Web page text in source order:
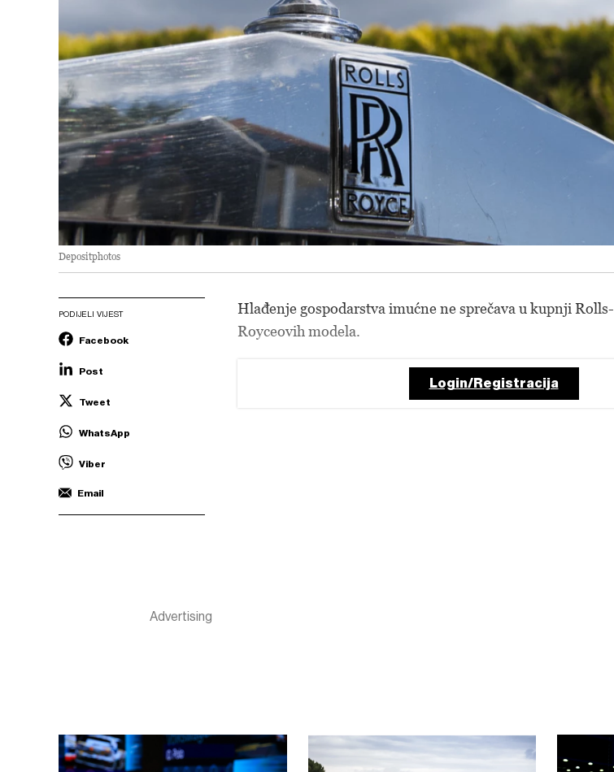
Depositphotos
PODIJELI VIJEST
Facebook
Post
Tweet
WhatsApp
Viber
Email
Hlađenje gospodarstva imućne ne sprečava u kupnji Rolls-
Royceovih modela.
Login/Registracija